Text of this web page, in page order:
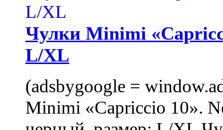
Чулки Minimi
L/XL
(adsbygoogle =
Minimi «Capriccio 10».